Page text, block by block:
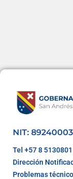
NIT:
Tel +57 8
Dirección
Problemas